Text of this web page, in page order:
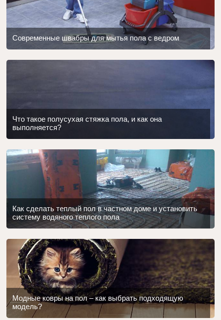
Современные швабры для мытья пола с ведром
Что такое полусухая стяжка пола, и как она
выполняется?
Как сделать теплый пол в частном доме и установить
систему водяного теплого пола
Модные ковры на пол – как выбрать подходящую
модель?